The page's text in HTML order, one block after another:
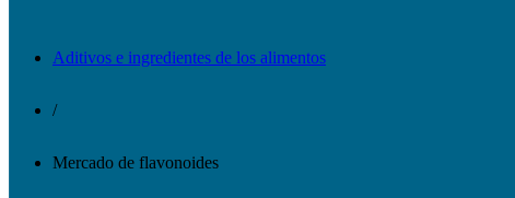
Aditivos e ingredientes de los alimentos
/
Mercado de flavonoides